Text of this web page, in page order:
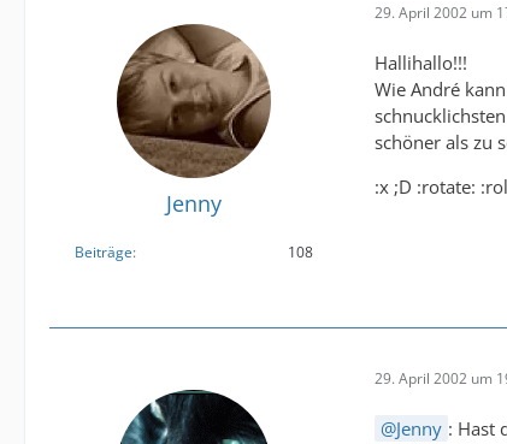
Jenny
Beiträge 108
29. April 2002 um
Hallihallo!!!
Wie André
schöner als zu
:x ;D :rotate:
29. April 2002 um
Jenny : Hast